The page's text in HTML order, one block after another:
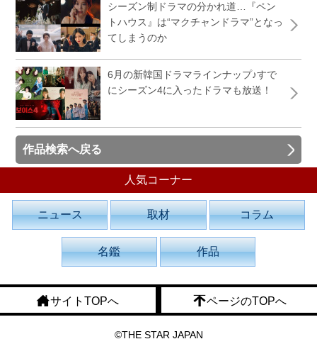
シーズン制ドラマの分かれ道…『ペン
トハウス』は“マクチャンドラマ”となっ
てしまうのか
6月の新韓国ドラマラインナップ♪すで
にシーズン4に入ったドラマも放送！
作品検索へ戻る
人気コーナー
ニュース 取材 コラム
名鑑 作品
サイトTOPへ ページのTOPへ
©THE STAR JAPAN